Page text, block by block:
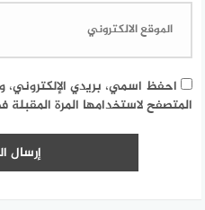
احفظ اسمي، بريدي الإلكتروني،
المتصفح لاستخدامها المرة